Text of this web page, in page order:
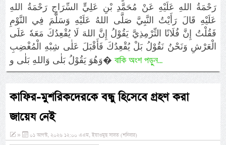
رَحْمَةُ اللهِ عَلَيْهِ عَنْ مُحَمَّدِ بْنِ عَلِيٍّ السِّرَاجِ رَحْمَةُ اللهِ
عَلَيْهِ قَالَ رَأَيْتُ النَّبِيَّ صَلَّى اللهُ عَلَيْهِ وَسَلَّمَ فِي النَّوْمِ
فَقُلْتُ إِنَّ فُلَانًا التِّرْمِذِيَّ يَقُوْلُ إِنَّ اللهَ لَا يُقْعِدُكَ مَعَهٗ عَلَى
الْعَرْشِ وَنَحْنُ نَقُوْلُ بَلْ يُقْعِدُكَ فَأَقْبَلَ عَلٰى شِبْهِ الْمُغْضِبِ
وَهُوَ يَقُوْلُ بَلٰى وَاللهِ بَلٰى و�বাকি অংশ পড়ুন...
কাফির-মুশরিকদেরকে বন্ধু হিসেবে গ্রহণ করা
জায়েয নেই
» ০১ আগস্ট, ২০২৬ ১২:০০ এএম, ইয়াওমুছ সাবত (শনিবার)